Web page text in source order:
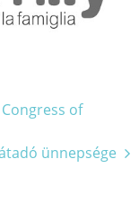
of
ünnepsége